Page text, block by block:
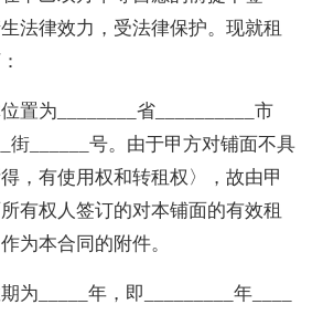
法律效力，受法律保护。现就租
为________省__________市
街______号。由于甲方对铺面不具
，有使用权和转租权〉，故由甲
有权人签订的对本铺面的有效租
为本合同的附件。
_____年，即_________年____